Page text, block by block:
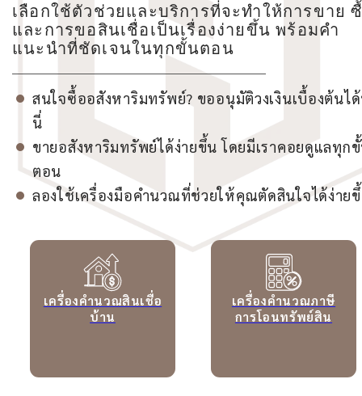
เลือกใช้ตัวช่วยและบริการที่จะทำให้การขาย
และการขอสินเชื่อเป็นเรื่องง่ายขึ้น พร้อมคำ
แนะนำที่ชัดเจนในทุกขั้นตอน
สนใจซื้ออสังหาริมทรัพย์? ขออนุมัติวงเงินเบื้องต้นไ
นี่
ขายอสังหาริมทรัพย์ได้ง่ายขึ้น โดยมีเราคอยดูแลทุก
ตอน
ลองใช้เครื่องมือคำนวณที่ช่วยให้คุณตัดสินใจได้ง่าย
เครื่องคำนวณสินเชื่อ
บ้าน
เครื่องคำนวณภาษี
การโอนทรัพย์สิน